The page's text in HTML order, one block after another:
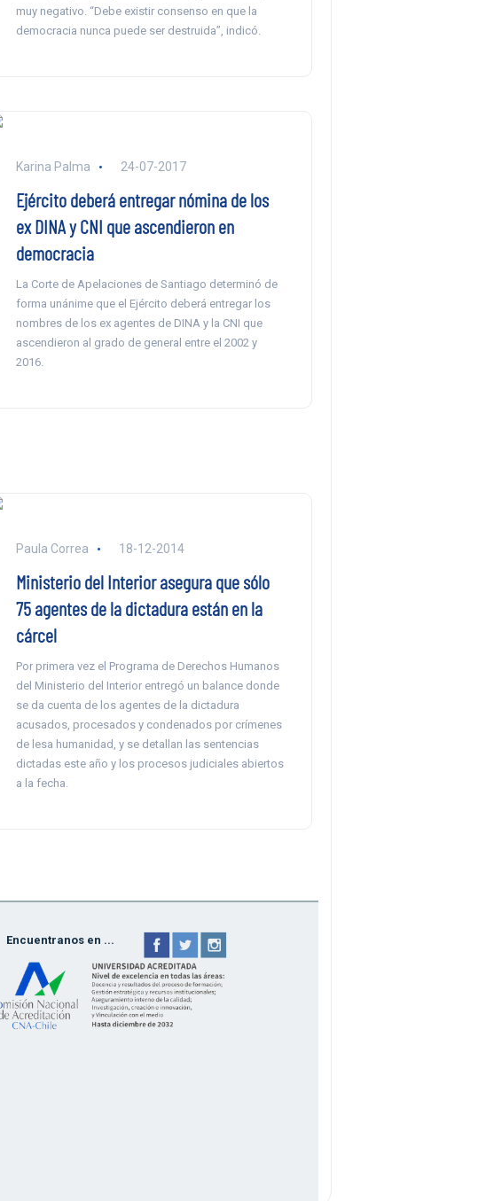
muy negativo. “Debe existir consenso en que la
democracia nunca puede ser destruida”, indicó.
Karina Palma 24-07-2017
Ejército deberá entregar nómina de los
ex DINA y CNI que ascendieron en
democracia
La Corte de Apelaciones de Santiago determinó de
forma unánime que el Ejército deberá entregar los
nombres de los ex agentes de DINA y la CNI que
ascendieron al grado de general entre el 2002 y
2016.
Paula Correa 18-12-2014
Ministerio del Interior asegura que sólo
75 agentes de la dictadura están en la
cárcel
Por primera vez el Programa de Derechos Humanos
del Ministerio del Interior entregó un balance donde
se da cuenta de los agentes de la dictadura
acusados, procesados y condenados por crímenes
de lesa humanidad, y se detallan las sentencias
dictadas este año y los procesos judiciales abiertos
a la fecha.
Encuentranos en ...